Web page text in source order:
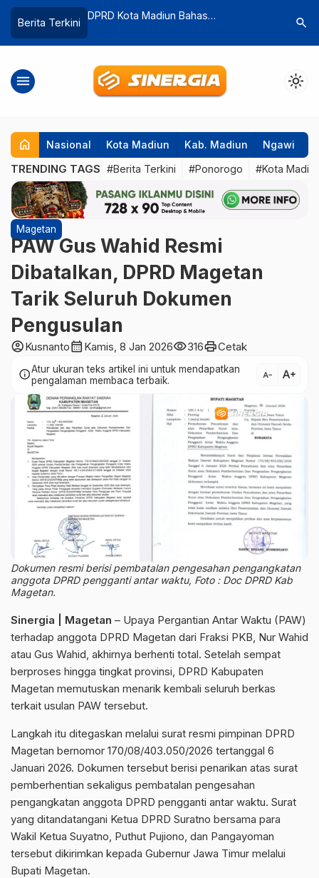
Berita Terkini
Miliar Jadi
Terjepit Harga Minyak Goreng,
Isi dan Naikkan Harga Demi Bertahan
Polsek
search
menu light_mode
home Nasional Kota Madiun Kab. Madiun Ngawi
TRENDING TAGS #Berita Terkini #Ponorogo #Kota
Magetan
PAW Gus Wahid Resmi
Dibatalkan, DPRD Magetan
Tarik Seluruh Dokumen
Pengusulan
account_circleKusnantocalendar_month Kamis, 8 Jan 2026visibility316printCetak
infoAtur ukuran teks artikel ini untuk mendapatkan
pengalaman membaca terbaik.
text_decrease text_increase
Dokumen resmi berisi pembatalan pengesahan pengangkatan
anggota DPRD pengganti antar waktu, Foto : Doc DPRD Kab
Magetan.
Sinergia | Magetan – Upaya Pergantian Antar Waktu (PAW)
terhadap anggota DPRD Magetan dari Fraksi PKB, Nur Wahid
atau Gus Wahid, akhirnya berhenti total. Setelah sempat
berproses hingga tingkat provinsi, DPRD Kabupaten
Magetan memutuskan menarik kembali seluruh berkas
terkait usulan PAW tersebut.
Langkah itu ditegaskan melalui surat resmi pimpinan DPRD
Magetan bernomor 170/08/403.050/2026 tertanggal 6
Januari 2026. Dokumen tersebut berisi penarikan atas surat
pemberhentian sekaligus pembatalan pengesahan
pengangkatan anggota DPRD pengganti antar waktu. Surat
yang ditandatangani Ketua DPRD Suratno bersama para
Wakil Ketua Suyatno, Puthut Pujiono, dan Pangayoman
tersebut dikirimkan kepada Gubernur Jawa Timur melalui
Bupati Magetan.